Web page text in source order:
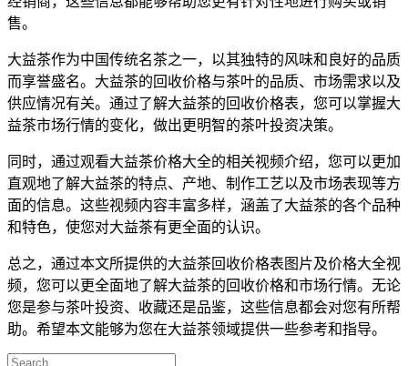
售。
大益茶作为中国传统名茶之一，以其独特的风味和良好的品质
而享誉盛名。大益茶的回收价格与茶叶的品质、市场需求以及
供应情况有关。通过了解大益茶的回收价格表，您可以掌握大
益茶市场行情的变化，做出更明智的茶叶投资决策。
同时，通过观看大益茶价格大全的相关视频介绍，您可以更加
直观地了解大益茶的特点、产地、制作工艺以及市场表现等方
面的信息。这些视频内容丰富多样，涵盖了大益茶的各个品种
和特色，使您对大益茶有更全面的认识。
总之，通过本文所提供的大益茶回收价格表图片及价格大全视
频，您可以更全面地了解大益茶的回收价格和市场行情。无论
您是参与茶叶投资、收藏还是品鉴，这些信息都会对您有所帮
助。希望本文能够为您在大益茶领域提供一些参考和指导。